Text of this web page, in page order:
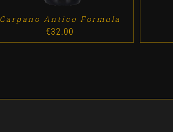
Carpano Antico Formula
€32.00